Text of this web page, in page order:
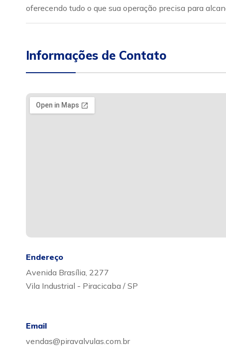
oferecendo tudo o que sua operação precisa para
Informações de Contato
Endereço
Avenida Brasília, 2277
Vila Industrial - Piracicaba / SP
Email
vendas@piravalvulas.com.br